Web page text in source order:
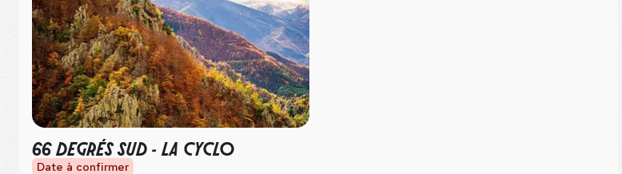
66 DEGRÉS SUD - LA CYCLO
Date à confirmer